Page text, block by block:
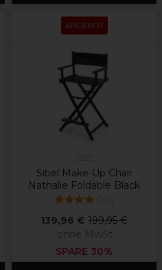
ANGEBOT
Sibel Make-Up Chair
Nathalie Foldable Black
(1)
139,96 € 199,95 €
ohne MwSt.
SPARE 30%